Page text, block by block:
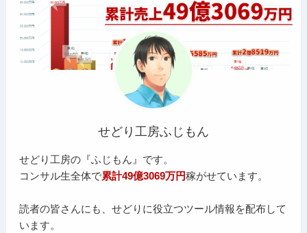
せどり工房ふじもん
せどり工房の『ふじもん』です。
コンサル生全体で累計49億3069万円稼がせています。
読者の皆さんにも、せどりに役立つツール情報を配布して
います。